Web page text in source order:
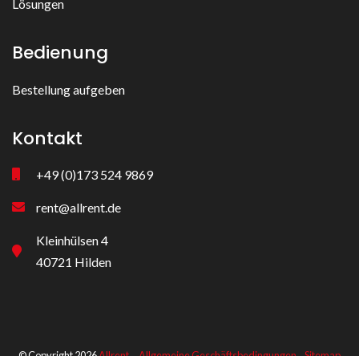
Lösungen
Bedienung
Bestellung aufgeben
Kontakt
+49 (0)173 524 9869
rent@allrent.de
Kleinhülsen 4
40721 Hilden